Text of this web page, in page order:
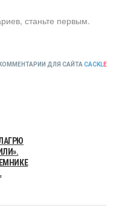
станьте первым.
КОММЕНТАРИИ ДЛЯ САЙТА CACKLE